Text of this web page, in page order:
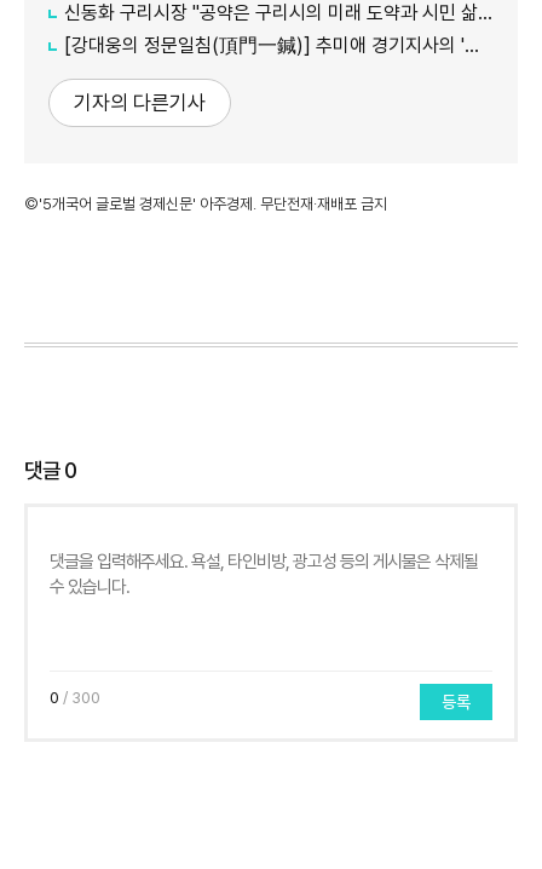
신동화 구리시장 "공약은 구리시의 미래 도약과 시민 삶의 질 향상 위한 엄중한 약속"
[강대웅의 정문일침(頂門一鍼)] 추미애 경기지사의 '지방세입구조 개혁' 정부가 답할 차례다
기자의 다른기사
©'5개국어 글로벌 경제신문' 아주경제. 무단전재·재배포 금지
댓글0
0 / 300 등록